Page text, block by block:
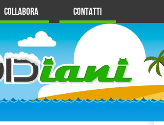
Collabora Contatti